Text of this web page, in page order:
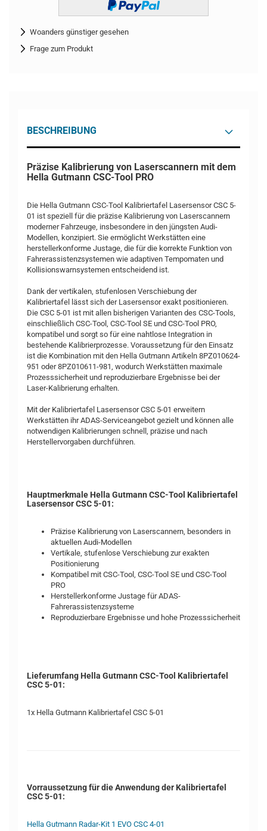
Woanders günstiger gesehen
Frage zum Produkt
BESCHREIBUNG
Präzise Kalibrierung von Laserscannern mit dem
Hella Gutmann CSC-Tool PRO
Die Hella Gutmann CSC-Tool Kalibriertafel Lasersensor CSC 5-
01 ist speziell für die präzise Kalibrierung von Laserscannern
moderner Fahrzeuge, insbesondere in den jüngsten Audi-
Modellen, konzipiert. Sie ermöglicht Werkstätten eine
herstellerkonforme Justage, die für die korrekte Funktion von
Fahrerassistenzsystemen wie adaptiven Tempomaten und
Kollisionswarnsystemen entscheidend ist.
Dank der vertikalen, stufenlosen Verschiebung der
Kalibriertafel lässt sich der Lasersensor exakt positionieren.
Die CSC 5-01 ist mit allen bisherigen Varianten des CSC-Tools,
einschließlich CSC-Tool, CSC-Tool SE und CSC-Tool PRO,
kompatibel und sorgt so für eine nahtlose Integration in
bestehende Kalibrierprozesse. Voraussetzung für den Einsatz
ist die Kombination mit den Hella Gutmann Artikeln 8PZ010624-
951 oder 8PZ010611-981, wodurch Werkstätten maximale
Prozesssicherheit und reproduzierbare Ergebnisse bei der
Laser-Kalibrierung erhalten.
Mit der Kalibriertafel Lasersensor CSC 5-01 erweitern
Werkstätten ihr ADAS-Serviceangebot gezielt und können alle
notwendigen Kalibrierungen schnell, präzise und nach
Herstellervorgaben durchführen.
Hauptmerkmale Hella Gutmann CSC-Tool Kalibriertafel
Lasersensor CSC 5-01:
Präzise Kalibrierung von Laserscannern, besonders in
aktuellen Audi-Modellen
Vertikale, stufenlose Verschiebung zur exakten
Positionierung
Kompatibel mit CSC-Tool, CSC-Tool SE und CSC-Tool
PRO
Herstellerkonforme Justage für ADAS-
Fahrerassistenzsysteme
Reproduzierbare Ergebnisse und hohe Prozesssicherheit
Lieferumfang Hella Gutmann CSC-Tool Kalibriertafel
CSC 5-01:
1x Hella Gutmann Kalibriertafel CSC 5-01
Vorraussetzung für die Anwendung der Kalibriertafel
CSC 5-01:
Hella Gutmann Radar-Kit 1 EVO CSC 4-01